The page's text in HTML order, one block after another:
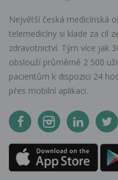
Největší česká medicínská
telemedicíny si klade za cíl
zdravotnictví. Tým více jak
obslouží průměrně 2 500
pacientům k dispozici 24
přes mobilní aplikaci.